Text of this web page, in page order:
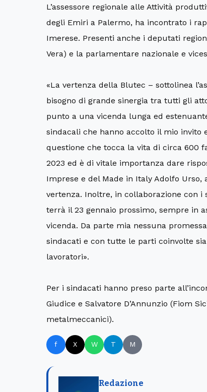
L’assessore regionale alle Attività
degli Emiri a Palermo, ha incontrato i
Imerese. Presenti anche i deputati
Vera) e la parlamentare nazionale e
«La vertenza della Blutec – sottolinea
bisogno di grande sinergia tra tutti gli
punto a una vicenda lunga ed
sindacali che hanno accolto il mio invito
questione che tocca la vita di circa 600
2023 ed è di vitale importanza dare
Imprese e del Made in Italy Adolfo
vertenza. Inoltre, in collaborazione con i
terrà il 23 gennaio prossimo, sempre in
vicenda. Da parte mia nessuna
sindacati e con tutte le parti coinvolte
lavoratori».
Per i sindacati hanno preso parte
Giudice e Salvatore D’Annunzio (Fiom
metalmeccanici).
f X W T M
Redazione